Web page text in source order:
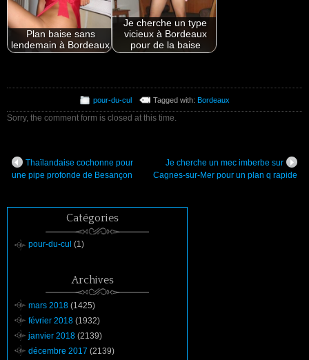
Plan baise sans
lendemain à Bordeaux
Je cherche un type
vicieux à Bordeaux
pour de la baise
pour-du-cul Tagged with: Bordeaux
Sorry, the comment form is closed at this time.
Thaïlandaise cochonne pour
une pipe profonde de Besançon
Je cherche un mec imberbe sur
Cagnes-sur-Mer pour un plan q rapide
Catégories
pour-du-cul (1)
Archives
mars 2018 (1425)
février 2018 (1932)
janvier 2018 (2139)
décembre 2017 (2139)